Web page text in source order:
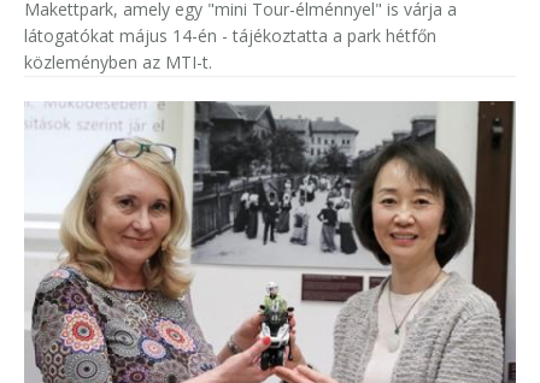
Makettpark, amely egy "mini Tour-élménnyel" is várja a
látogatókat május 14-én - tájékoztatta a park hétfőn
közleményben az MTI-t.